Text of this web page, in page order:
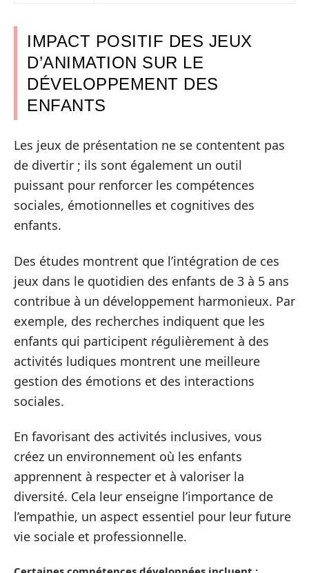
IMPACT POSITIF DES JEUX
D’ANIMATION SUR LE
DÉVELOPPEMENT DES
ENFANTS
Les jeux de présentation ne se contentent pas
de divertir ; ils sont également un outil
puissant pour renforcer les compétences
sociales, émotionnelles et cognitives des
enfants.
Des études montrent que l’intégration de ces
jeux dans le quotidien des enfants de 3 à 5 ans
contribue à un développement harmonieux. Par
exemple, des recherches indiquent que les
enfants qui participent régulièrement à des
activités ludiques montrent une meilleure
gestion des émotions et des interactions
sociales.
En favorisant des activités inclusives, vous
créez un environnement où les enfants
apprennent à respecter et à valoriser la
diversité. Cela leur enseigne l’importance de
l’empathie, un aspect essentiel pour leur future
vie sociale et professionnelle.